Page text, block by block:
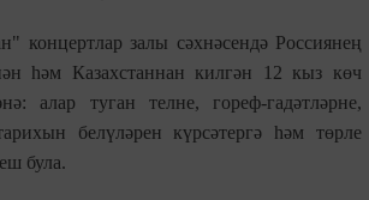
концертлар залы сәхнәсендә Россиянең
һәм Казахстаннан килгән 12 кыз көч
алар туган телне, гореф-гадәтләрне,
белүләрен күрсәтергә һәм төрле
була.